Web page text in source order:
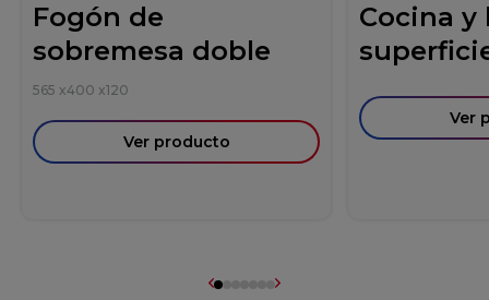
Fogón de
sobremesa doble
565 x400 x120
Ver producto
Cocina y
Ver